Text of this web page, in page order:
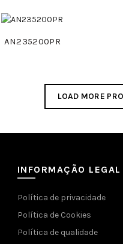
AN235200PR
LOAD MORE
INFORMAÇÃO LEGAL
Política de privacidade
Política de Cookies
Política de qualidade